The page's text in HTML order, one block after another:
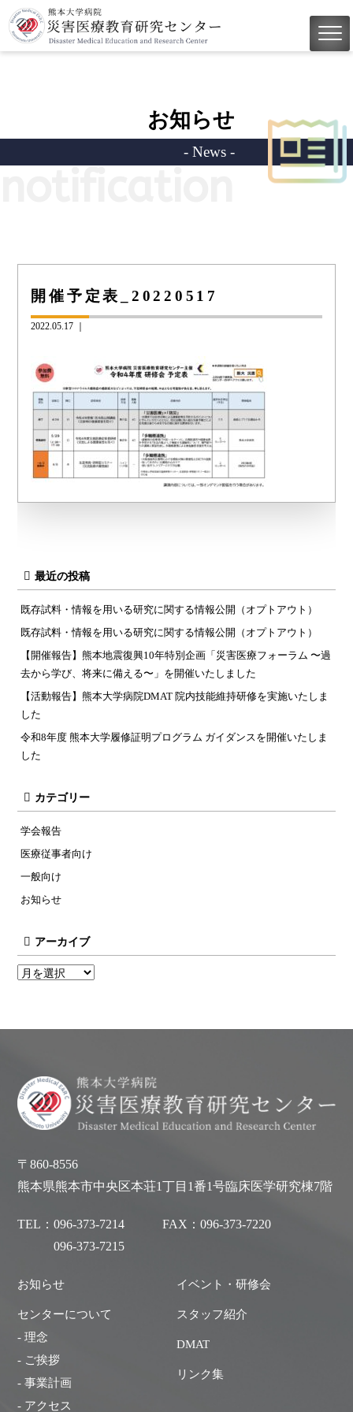
お知らせ
- News -
開催予定表_20220517
2022.05.17 ｜
最近の投稿
既存試料・情報を用いる研究に関する情報公開（オプトアウト）
既存試料・情報を用いる研究に関する情報公開（オプトアウト）
【開催報告】熊本地震復興10年特別企画「災害医療フォーラム 〜過
去から学び、将来に備える〜」を開催いたしました
【活動報告】熊本大学病院DMAT 院内技能維持研修を実施いたしま
した
令和8年度 熊本大学履修証明プログラム ガイダンスを開催いたしま
した
カテゴリー
学会報告
医療従事者向け
一般向け
お知らせ
アーカイブ
〒860-8556
熊本県熊本市中央区本荘1丁目1番1号臨床医学研究棟7階
TEL：096-373-7214
096-373-7215
FAX：096-373-7220
お知らせ
センターについて
- 理念
- ご挨拶
- 事業計画
- アクセス
イベント・研修会
スタッフ紹介
DMAT
リンク集